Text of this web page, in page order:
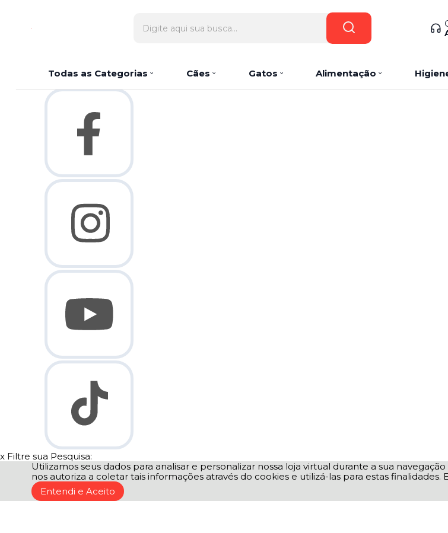
x Filtre sua Pesquisa:
Utilizamos seus dados para analisar e personalizar nossa loja virtual durante a sua
nos autoriza a coletar tais informações através do cookies e utilizá-las para estas finalidades.
Entendi e Aceito
Todas as Categorias Cães Gatos Alimentação